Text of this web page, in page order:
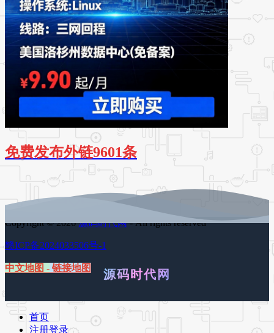
免费发布外链9601条
Copyright © 2026源码时代网- All rights reserved
赣ICP备2024033506号-1
中文地图 - 链接地图 源码时代网
首页
注册登录